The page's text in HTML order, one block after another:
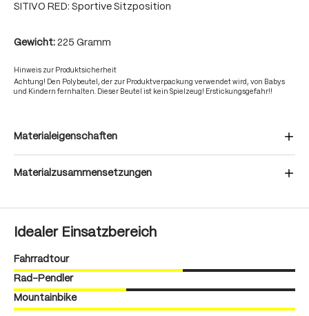
SITIVO RED: Sportive Sitzposition
Gewicht: 225 Gramm
Hinweis zur Produktsicherheit
Achtung! Den Polybeutel, der zur Produktverpackung verwendet wird, von Babys
und Kindern fernhalten. Dieser Beutel ist kein Spielzeug! Erstickungsgefahr!!
Materialeigenschaften
Materialzusammensetzungen
Idealer Einsatzbereich
Fahrradtour
Rad-Pendler
Mountainbike